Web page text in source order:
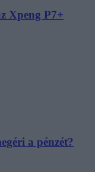
Xpeng P7+
a pénzét?